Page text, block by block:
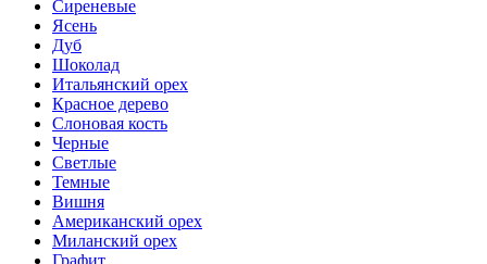
Сиреневые
Ясень
Дуб
Шоколад
Итальянский орех
Красное дерево
Слоновая кость
Черные
Светлые
Темные
Вишня
Американский орех
Миланский орех
Графит